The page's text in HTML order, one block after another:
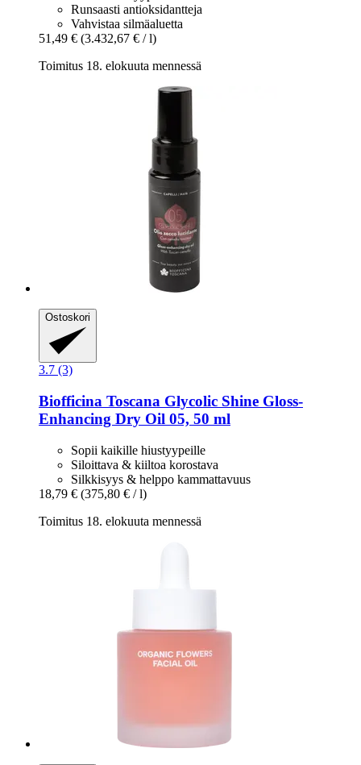
Runsaasti antioksidantteja
Vahvistaa silmäaluetta
51,49 € (3.432,67 € / l)
Toimitus 18. elokuuta mennessä
Ostoskori
3.7 (3)
Biofficina Toscana Glycolic Shine Gloss-​
Enhancing Dry Oil 05, 50 ml
Sopii kaikille hiustyypeille
Siloittava & kiiltoa korostava
Silkkisyys & helppo kammattavuus
18,79 € (375,80 € / l)
Toimitus 18. elokuuta mennessä